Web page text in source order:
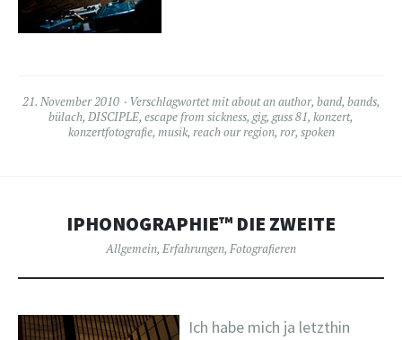
21. November 2010 Verschlagwortet mitabout an author, band, bands,
bülach, DISCIPLE, escape from sickness, gig, guss 81, konzert,
konzertfotografie, musik, reach our region, ror, spoken
IPHONOGRAPHIE™ DIE ZWEITE
Allgemein, Erfahrungen, Fotografieren
Ich habe mich ja letzthin